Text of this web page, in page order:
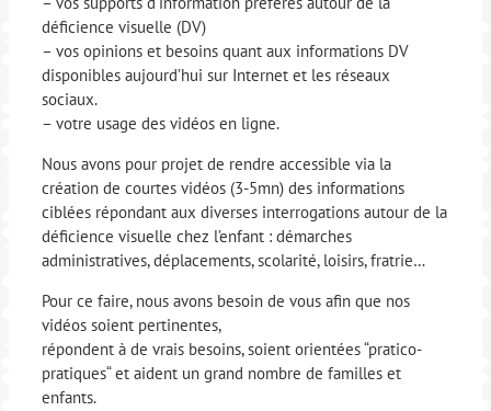
déficience visuelle (DV)
– vos opinions et besoins quant aux informations DV
disponibles aujourd’hui sur Internet et les réseaux
sociaux.
– votre usage des vidéos en ligne.
Nous avons pour projet de rendre accessible via la
création de courtes vidéos (3-5mn) des informations
ciblées répondant aux diverses interrogations autour de la
déficience visuelle chez l’enfant : démarches
administratives, déplacements, scolarité, loisirs, fratrie…
Pour ce faire, nous avons besoin de vous afin que nos
vidéos soient pertinentes,
répondent à de vrais besoins, soient orientées “pratico-
pratiques“ et aident un grand nombre de familles et
enfants.